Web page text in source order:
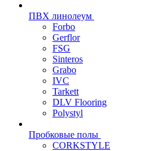
ПВХ линолеум
Forbo
Gerflor
FSG
Sinteros
Grabo
IVC
Tarkett
DLV Flooring
Polystyl
Пробковые полы
CORKSTYLE